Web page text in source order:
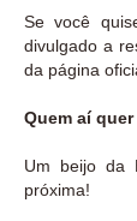
Se você
divulgado a
da página
Quem aí
Um beijo da
próxima!